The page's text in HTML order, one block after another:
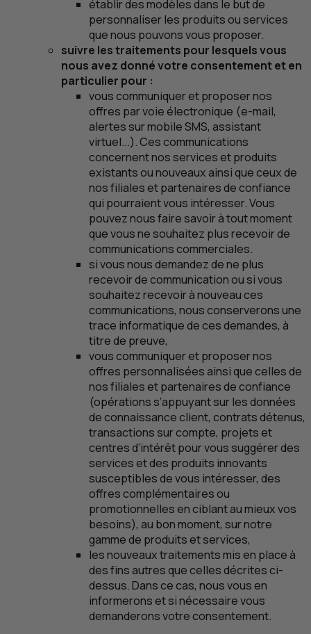
établir des modèles dans le but de
personnaliser les produits ou services
que nous pouvons vous proposer.
suivre les traitements pour lesquels vous
nous avez donné votre consentement et en
particulier pour :
vous communiquer et proposer nos
offres par voie électronique (e-mail,
alertes sur mobileSMS, assistant
virtuel...). Ces communications
concernent nos services et produits
existants ou nouveaux ainsi que ceux de
nos filiales et partenaires de confiance
qui pourraient vous intéresser. Vous
pouvez nous faire savoir à tout moment
que vous ne souhaitez plus recevoir de
communications commerciales.
si vous nous demandez de ne plus
recevoir de communication ou si vous
souhaitez recevoir à nouveau ces
communications, nous conserverons une
trace informatique de ces demandes, à
titre de preuve,
vous communiquer et proposer nos
offres personnalisées ainsi que celles de
nos filiales et partenaires de confiance
(opérations s’appuyant sur les données
de connaissance client, contrats détenus,
transactions sur compte, projets et
centres d’intérêt pour vous suggérer des
services et des produits innovants
susceptibles de vous intéresser, des
offres complémentaires ou
promotionnelles en ciblant au mieux vos
besoins), au bon moment, sur notre
gamme de produits et services,
les nouveaux traitements mis en place à
des fins autres que celles décrites ci-
dessus. Dans ce cas, nous vous en
informerons et si nécessaire vous
demanderons votre consentement.